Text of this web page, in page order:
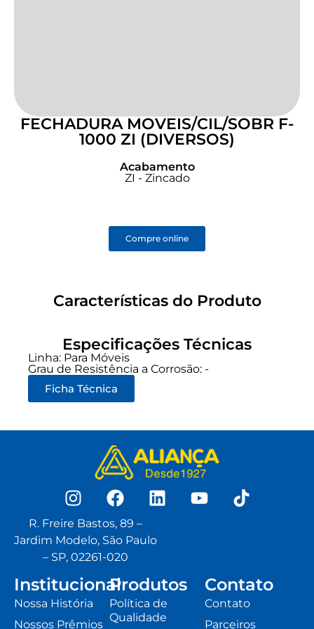
FECHADURA MOVEIS/CIL/SOBR F-
1000 ZI (DIVERSOS)
Acabamento
ZI - Zincado
Compre online
Características do Produto
Especificações Técnicas
Linha: Para Móveis
Grau de Resistência a Corrosão: -
Ficha Técnica
R. Freire Bastos, 89 –
Jardim Modelo, São Paulo
– SP, 02261-020
Institucional
Nossa História
Nossos Prêmios
Produtos
Política de
Qualidade
Contato
Contato
Parceiros